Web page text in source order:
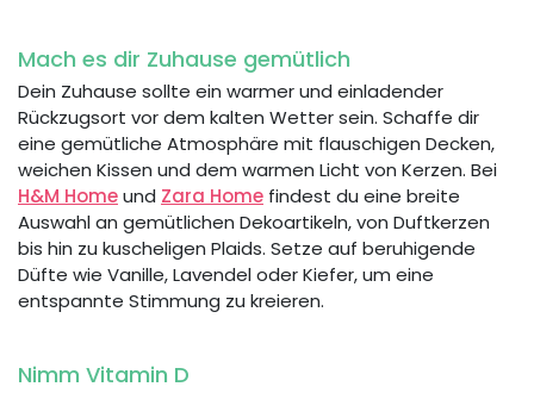
Mach es dir Zuhause gemütlich
Dein Zuhause sollte ein warmer und einladender
Rückzugsort vor dem kalten Wetter sein. Schaffe dir
eine gemütliche Atmosphäre mit flauschigen Decken,
weichen Kissen und dem warmen Licht von Kerzen. Bei
H&M Homeund Zara Home findest du eine breite
Auswahl an gemütlichen Dekoartikeln, von Duftkerzen
bis hin zu kuscheligen Plaids. Setze auf beruhigende
Düfte wie Vanille, Lavendel oder Kiefer, um eine
entspannte Stimmung zu kreieren.
Nimm Vitamin D